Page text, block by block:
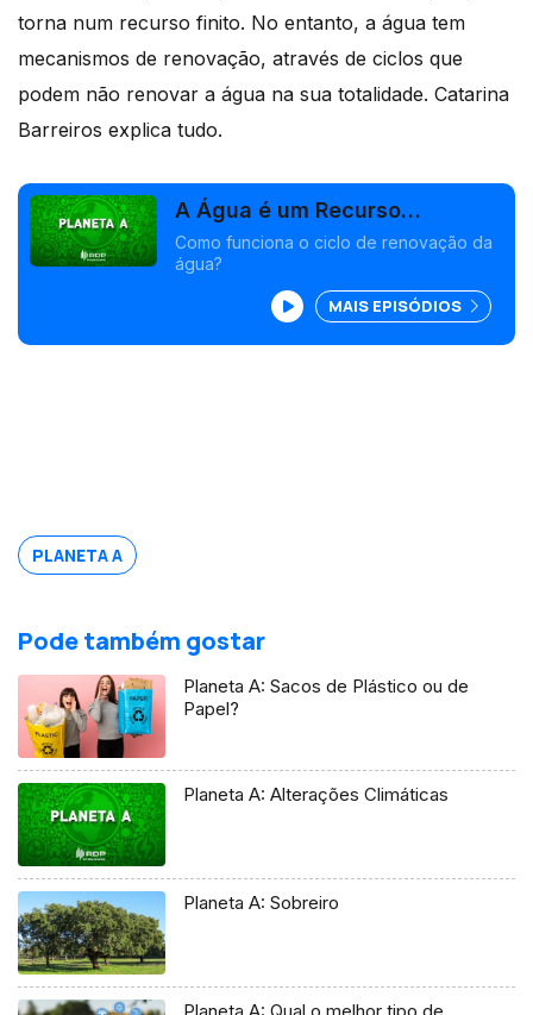
torna num recurso finito. No entanto, a água tem
mecanismos de renovação, através de ciclos que
podem não renovar a água na sua totalidade. Catarina
Barreiros explica tudo.
A Água é um Recurso
Renovável?
Como funciona o ciclo de renovação da
água?
MAIS EPISÓDIOS
PLANETA A
Pode também gostar
Planeta A: Sacos de Plástico ou de
Papel?
Planeta A: Alterações Climáticas
Planeta A: Sobreiro
Planeta A: Qual o melhor tipo de